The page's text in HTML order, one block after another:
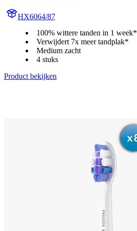
HX6064/87
100% wittere tanden in 1 week*
Verwijdert 7x meer tandplak*
Medium zacht
4 stuks
Product bekijken